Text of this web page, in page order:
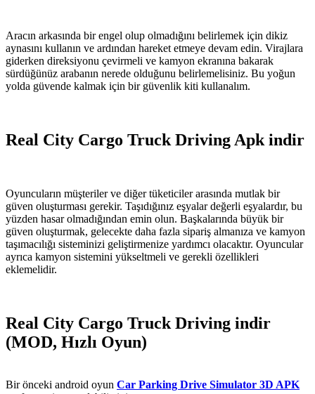
Aracın arkasında bir engel olup olmadığını belirlemek için dikiz
aynasını kullanın ve ardından hareket etmeye devam edin. Virajlara
giderken direksiyonu çevirmeli ve kamyon ekranına bakarak
sürdüğünüz arabanın nerede olduğunu belirlemelisiniz. Bu yoğun
yolda güvende kalmak için bir güvenlik kiti kullanalım.
Real City Cargo Truck Driving Apk indir
Oyuncuların müşteriler ve diğer tüketiciler arasında mutlak bir
güven oluşturması gerekir. Taşıdığınız eşyalar değerli eşyalardır, bu
yüzden hasar olmadığından emin olun. Başkalarında büyük bir
güven oluşturmak, gelecekte daha fazla sipariş almanıza ve kamyon
taşımacılığı sisteminizi geliştirmenize yardımcı olacaktır. Oyuncular
ayrıca kamyon sistemini yükseltmeli ve gerekli özellikleri
eklemelidir.
Real City Cargo Truck Driving indir
(MOD, Hızlı Oyun)
Bir önceki android oyun Car Parking Drive Simulator 3D APK